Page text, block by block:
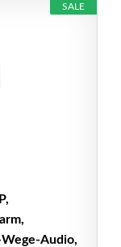
SALE
Audio,